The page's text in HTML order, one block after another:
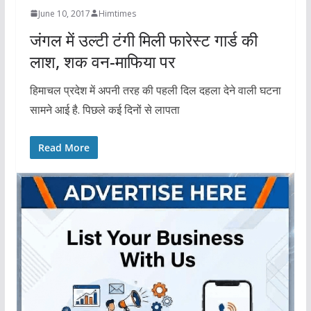
June 10, 2017 Himtimes
जंगल में उल्टी टंगी मिली फारेस्ट गार्ड की
लाश, शक वन-माफिया पर
हिमाचल प्रदेश में अपनी तरह की पहली दिल दहला देने वाली घटना
सामने आई है. पिछले कई दिनों से लापता
Read More